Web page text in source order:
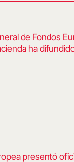
de Fondos
ha
presentó